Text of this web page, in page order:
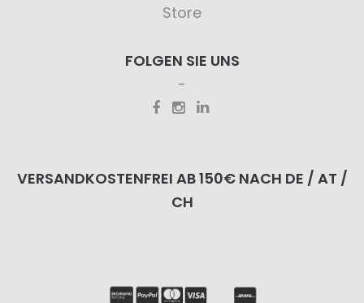
Store
FOLGEN SIE UNS
VERSANDKOSTENFREI AB 150€ NACH DE / AT /
CH